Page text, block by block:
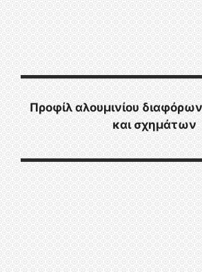
Προφίλ αλουμινίου
και σχημάτων